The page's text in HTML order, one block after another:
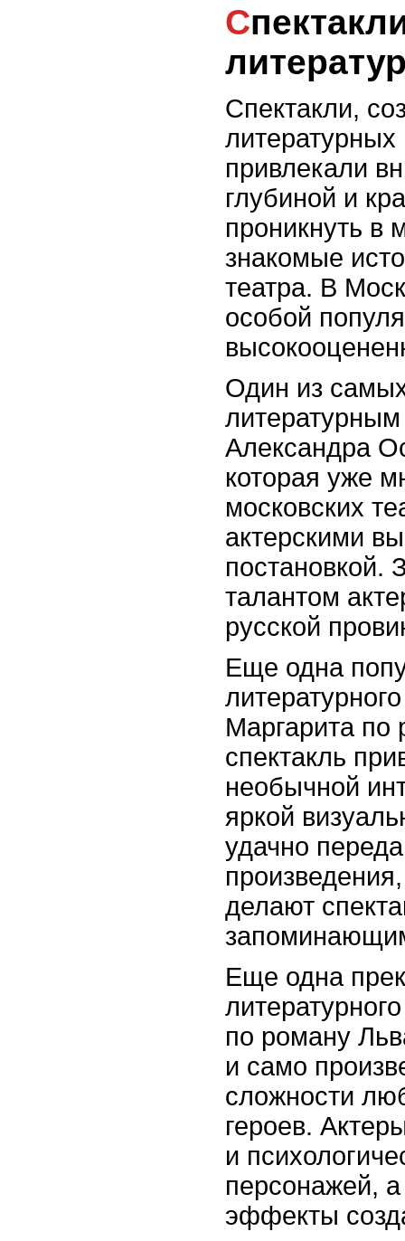
Спектакли на основе
Спектакли,
литературных
привлекали
глубиной и
проникнуть в
знакомые
театра. В
особой
Один из
Александра
которая уже
московских
актерскими
постановкой.
талантом
русской
Еще одна
Маргарита по
спектакль
необычной
яркой
удачно
делают
Еще одна
по роману
и само
сложности
героев.
и
персонажей,
эффекты